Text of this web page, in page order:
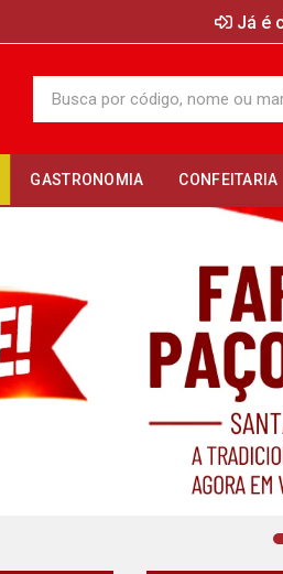
Já é
GASTRONOMIA CONFEITARIA